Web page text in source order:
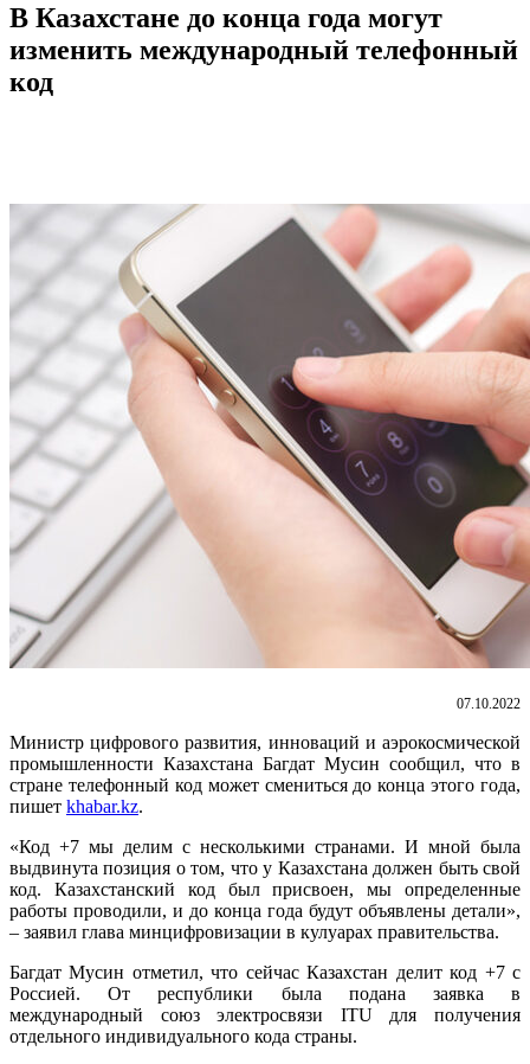
В Казахстане до конца года могут
изменить международный телефонный
код
07.10.2022
Министр цифрового развития, инноваций и аэрокосмической
промышленности Казахстана Багдат Мусин сообщил, что в
стране телефонный код может смениться до конца этого года,
пишет khabar.kz.
«Код +7 мы делим с несколькими странами. И мной была
выдвинута позиция о том, что у Казахстана должен быть свой
код. Казахстанский код был присвоен, мы определенные
работы проводили, и до конца года будут объявлены детали»,
– заявил глава минцифровизации в кулуарах правительства.
Багдат Мусин отметил, что сейчас Казахстан делит код +7 с
Россией. От республики была подана заявка в
международный союз электросвязи ITU для получения
отдельного индивидуального кода страны.